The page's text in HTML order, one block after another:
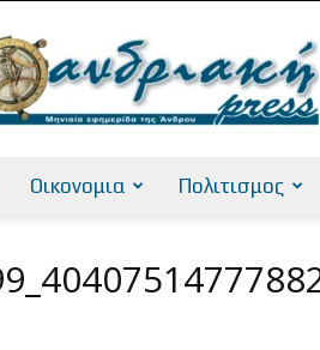
Οικονομια Πολιτισμος